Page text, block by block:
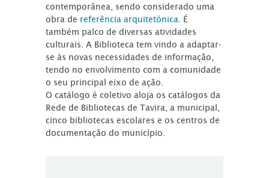
contemporânea, sendo considerado uma
obra de referência arquitetónica . É
também palco de diversas atividades
culturais. A Biblioteca tem vindo a adaptar-
se às novas necessidades de informação,
tendo no envolvimento com a comunidade
o seu principal eixo de ação.
O catálogo é coletivo aloja os catálogos da
Rede de Bibliotecas de Tavira, a municipal,
cinco bibliotecas escolares e os centros de
documentação do município.